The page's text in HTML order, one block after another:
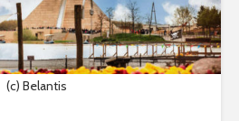
(c) Belantis